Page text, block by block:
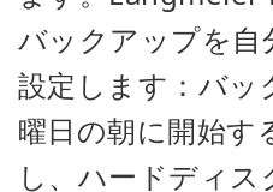
バックアップを自
設定します：バッ
曜日の朝に開始す
し、ハードディ